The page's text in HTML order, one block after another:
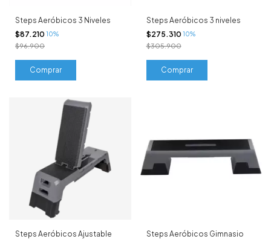
Steps Aeróbicos 3 Niveles
$87.210 10%
$96.900
Steps Aeróbicos 3 niveles
$275.310 10%
$305.900
Steps Aeróbicos Ajustable
Steps Aeróbicos Gimnasio